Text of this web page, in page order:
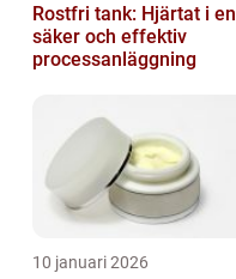
Rostfri tank: Hjärtat i en
säker och effektiv
processanläggning
10 januari 2026